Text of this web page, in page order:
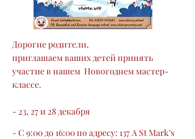
Дорогие родители,
приглашаем ваших детей принять
участие в нашем Новогоднем мастер-
классе.
- 23, 27 и 28 декабря
- С 9:00 до 16:00 по адресу: 137 A St Mark’s